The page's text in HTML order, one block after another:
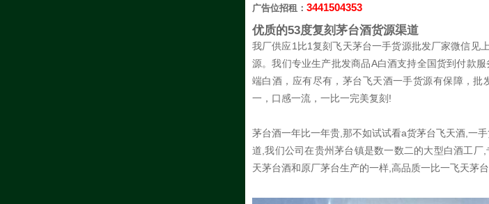
广告位招租： 3441504353
优质的53度复刻茅台酒货源渠道
我厂供应1比1复刻飞天茅台一手货源批发厂家微信见
源。我们专业生产批发商品A白酒支持全国货到付款
端白酒，应有尽有，茅台飞天酒一手货源有保障，
一，口感一流，一比一完美复刻!
茅台酒一年比一年贵,那不如试试看a货茅台飞天酒,一
道,我们公司在贵州茅台镇是数一数二的大型白酒工
天茅台酒和原厂茅台生产的一样,高品质一比一飞天茅台